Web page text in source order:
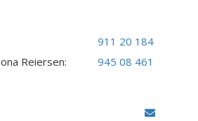
911 20 184
Reiersen:
945 08 461